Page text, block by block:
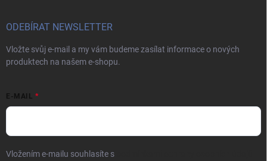
ODEBÍRAT NEWSLETTER
Vložte svůj e-mail a my vám budeme zasílat informace o nových
produktech na našem e-shopu.
E-MAIL
Vložením e-mailu souhlasíte s